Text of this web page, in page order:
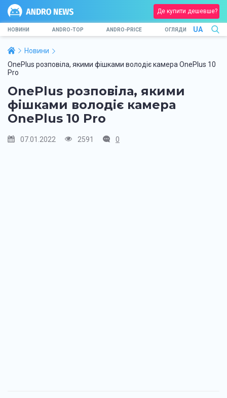
Де купити дешевше?
НОВИНИ ANDRO-TOP ANDRO-PRICE ОГЛЯДИ UA
Новини
OnePlus розповіла, якими фішками володіє камера OnePlus 10
Pro
OnePlus розповіла, якими
фішками володіє камера
OnePlus 10 Pro
07.01.2022 2591 0